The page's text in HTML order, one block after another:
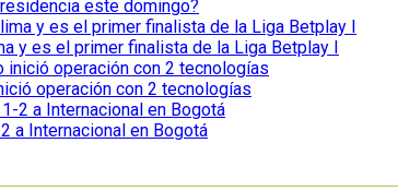
este domingo?
y es el primer finalista de la Liga Betplay I
operación con 2 tecnologías
a Internacional en Bogotá